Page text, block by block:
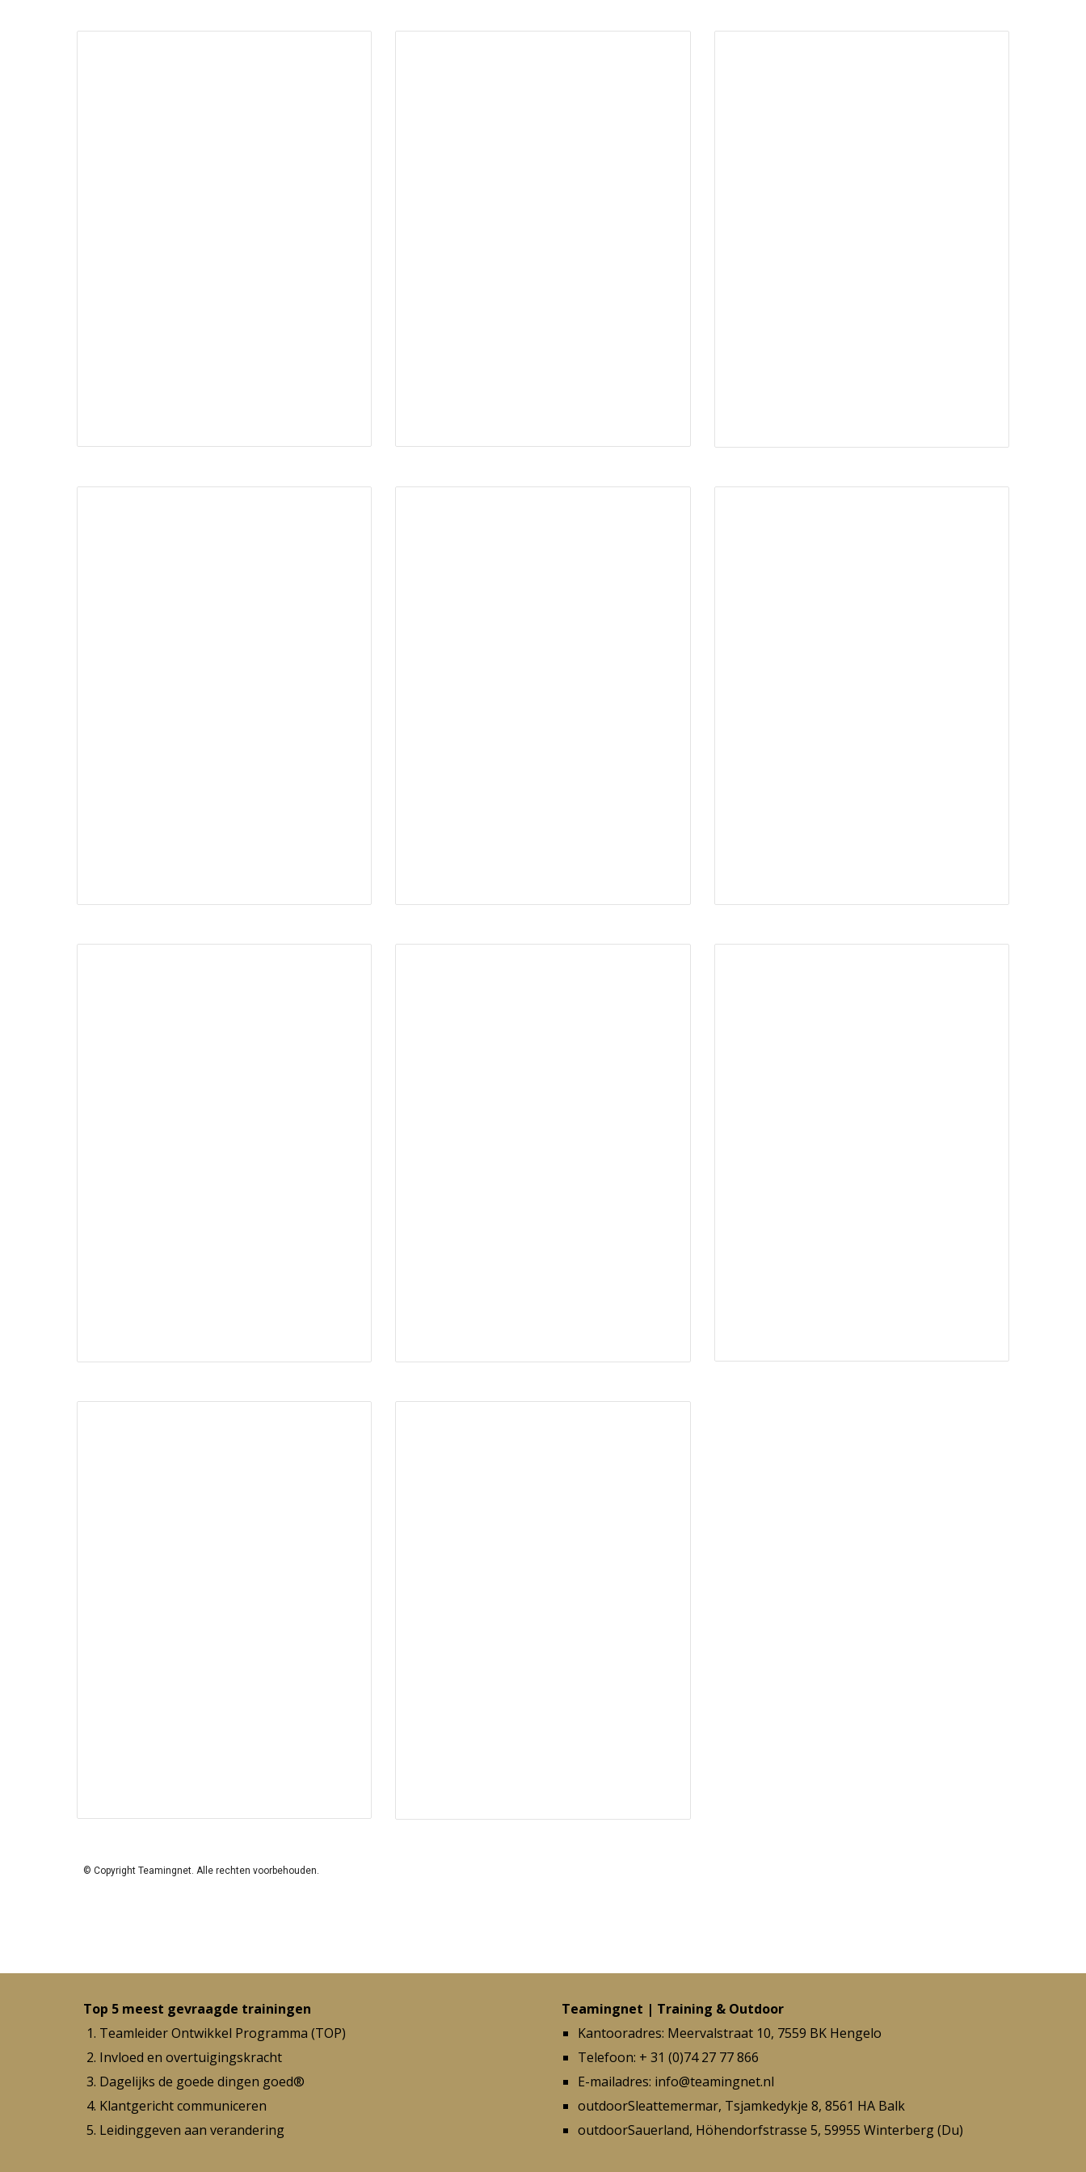
© Copyright Teamingnet. Alle rechten voorbehouden.
Top 5 meest gevraagde trainingen
Teamleider Ontwikkel Programma (TOP)
Invloed en overtuigingskracht
Dagelijks de goede dingen goed®
Klantgericht communiceren
Leidinggeven aan verandering
Teamingnet | Training & Outdoor
Kantooradres: Meervalstraat 10, 7559 BK Hengelo
Telefoon: + 31 (0)74 27 77 866
E-mailadres: info@teamingnet.nl
outdoorSleattemermar, Tsjamkedykje 8, 8561 HA Balk
outdoorSauerland, Höhendorfstrasse 5, 59955 Winterberg (Du)